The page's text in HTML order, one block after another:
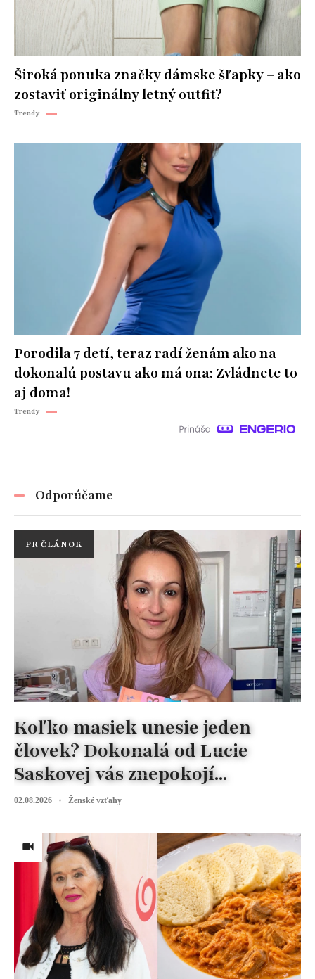
Široká ponuka značky dámske šľapky – ako
zostaviť originálny letný outfit?
Trendy
Porodila 7 detí, teraz radí ženám ako na
dokonalú postavu ako má ona: Zvládnete to
aj doma!
Trendy
Odporúčame
PR ČLÁNOK
Koľko masiek unesie jeden
človek? Dokonalá od Lucie
Saskovej vás znepokojí...
02.08.2026 Ženské vzťahy